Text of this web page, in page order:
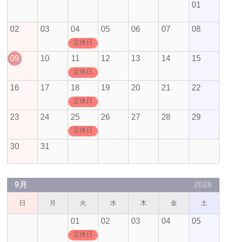
01
02 03 04
定休日
05 06 07 08
09 10 11
定休日
12 13 14 15
16 17 18
定休日
19 20 21 22
23 24 25
定休日
26 27 28 29
30 31
9月 2026
日 月 火 水 木 金 土
01
定休日
02 03 04 05